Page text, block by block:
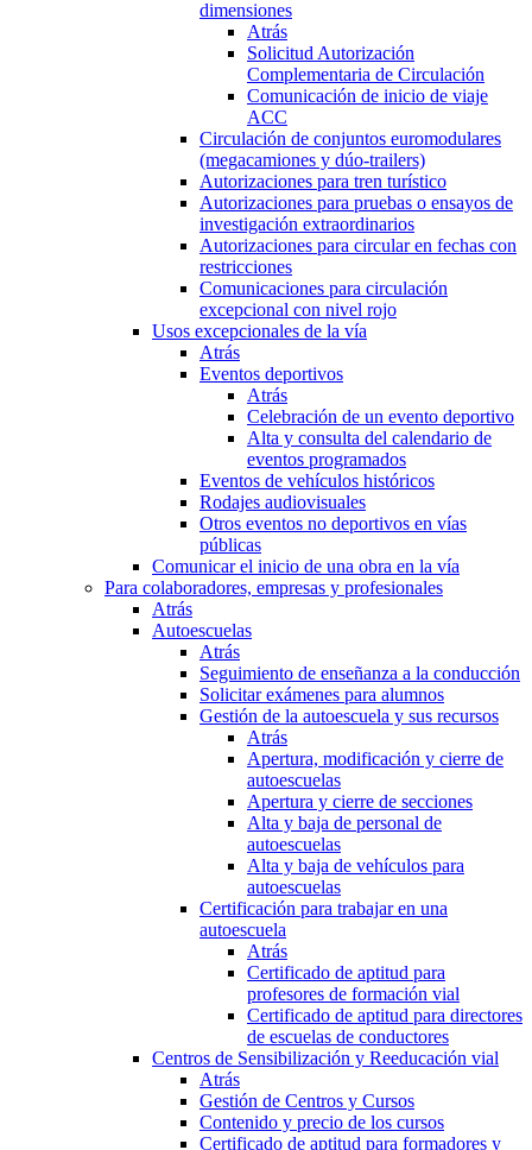
dimensiones
Atrás
Solicitud Autorización
Complementaria de Circulación
Comunicación de inicio de viaje
ACC
Circulación de conjuntos euromodulares
(megacamiones y dúo-trailers)
Autorizaciones para tren turístico
Autorizaciones para pruebas o ensayos de
investigación extraordinarios
Autorizaciones para circular en fechas con
restricciones
Comunicaciones para circulación
excepcional con nivel rojo
Usos excepcionales de la vía
Atrás
Eventos deportivos
Atrás
Celebración de un evento deportivo
Alta y consulta del calendario de
eventos programados
Eventos de vehículos históricos
Rodajes audiovisuales
Otros eventos no deportivos en vías
públicas
Comunicar el inicio de una obra en la vía
Para colaboradores, empresas y profesionales
Atrás
Autoescuelas
Atrás
Seguimiento de enseñanza a la conducción
Solicitar exámenes para alumnos
Gestión de la autoescuela y sus recursos
Atrás
Apertura, modificación y cierre de
autoescuelas
Apertura y cierre de secciones
Alta y baja de personal de
autoescuelas
Alta y baja de vehículos para
autoescuelas
Certificación para trabajar en una
autoescuela
Atrás
Certificado de aptitud para
profesores de formación vial
Certificado de aptitud para directores
de escuelas de conductores
Centros de Sensibilización y Reeducación vial
Atrás
Gestión de Centros y Cursos
Contenido y precio de los cursos
Certificado de aptitud para formadores y